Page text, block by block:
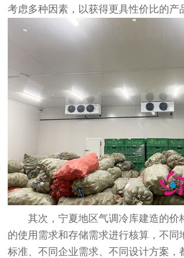
考虑多种因素，以获得更具性价比的产
其次，宁夏地区气调冷库建造的价
的使用需求和存储需求进行核算，不同
标准、不同企业需求、不同设计方案，